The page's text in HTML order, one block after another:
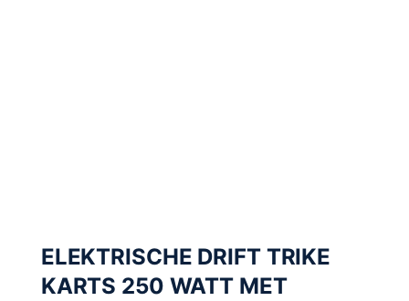
ELEKTRISCHE DRIFT TRIKE
KARTS 250 WATT MET